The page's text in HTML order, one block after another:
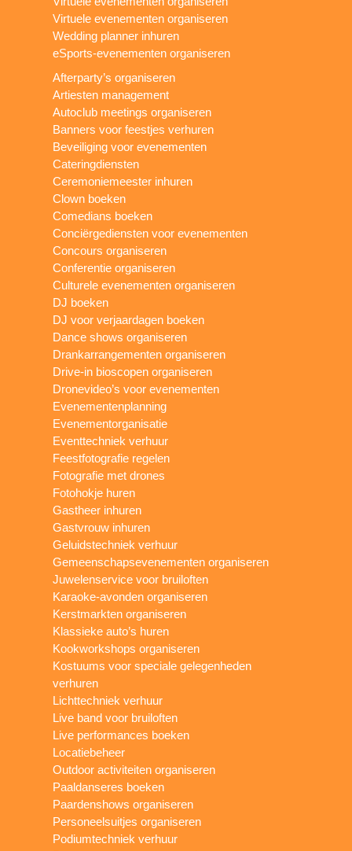
Virtuele evenementen organiseren
Wedding planner inhuren
eSports-evenementen organiseren
Afterparty’s organiseren
Artiesten management
Autoclub meetings organiseren
Banners voor feestjes verhuren
Beveiliging voor evenementen
Cateringdiensten
Ceremoniemeester inhuren
Clown boeken
Comedians boeken
Conciërgediensten voor evenementen
Concours organiseren
Conferentie organiseren
Culturele evenementen organiseren
DJ boeken
DJ voor verjaardagen boeken
Dance shows organiseren
Drankarrangementen organiseren
Drive-in bioscopen organiseren
Dronevideo’s voor evenementen
Evenementenplanning
Evenementorganisatie
Eventtechniek verhuur
Feestfotografie regelen
Fotografie met drones
Fotohokje huren
Gastheer inhuren
Gastvrouw inhuren
Geluidstechniek verhuur
Gemeenschapsevenementen organiseren
Juwelenservice voor bruiloften
Karaoke-avonden organiseren
Kerstmarkten organiseren
Klassieke auto’s huren
Kookworkshops organiseren
Kostuums voor speciale gelegenheden
verhuren
Lichttechniek verhuur
Live band voor bruiloften
Live performances boeken
Locatiebeheer
Outdoor activiteiten organiseren
Paaldanseres boeken
Paardenshows organiseren
Personeelsuitjes organiseren
Podiumtechniek verhuur